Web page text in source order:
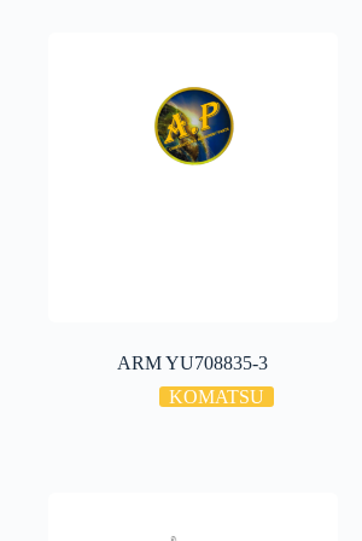
ARM YU708835-3
KOMATSU